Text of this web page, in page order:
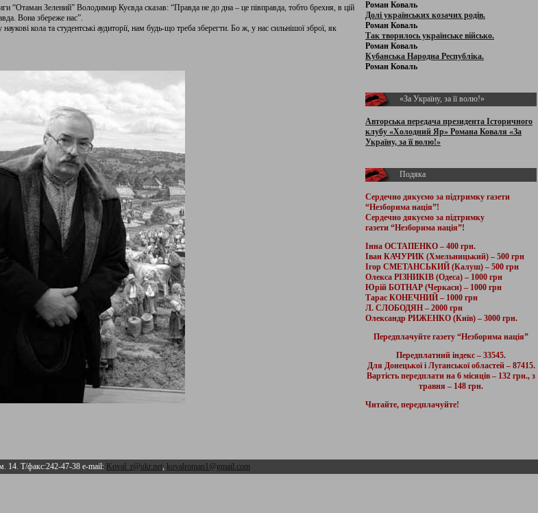
“Отаман Зелений” Володимир Куєвда сказав: “Правда не до дна – це півправда, тобто брехня, в цій
Вона збереже нас”.
кола та студентські аудиторії, нам будь-що треба зберегти. Бо ж, у нас сильнішої зброї, як
Роман Коваль
Долі українських козачих родів.
Роман Коваль
Так творилось українське військо.
Роман Коваль
Кубанська Народна Республіка.
Роман Коваль
«За Україну, за її волю!»
Авторська передача президента Історичного
клубу «Холодний Яр» Романа Коваля «За
Україну, за її волю!»
Подяка
Сердечно дякуємо за підтримку газети
“Незборима нація”!
Сердечно дякуємо за підтримку
газети “Незборима нація”!
Інна ОСТАПЕНКО – 400 грн.
Іван КАЧУРИК (Хмельницький) – 500 грн
Ігор СМЕТАНСЬКИЙ (Калуш) – 500 грн
Олекса РІЗНИКІВ (Одеса) – 1000 грн
Юрій БОТНАР (Черкаси) – 1000 грн
Тарас КОНЕЧНИЙ – 1000 грн
Л. СЛОБОДЯН – 2000 грн
Олександр РИЖЕНКО (Київ) – 3000 грн.
Передплачуйте газету “Незборима нація”
Передплатний індекс – 33545.
Для Донецької і Луганської областей – 87415.
Вартість передплати на 6 місяців – 132 грн., з
травня – 148 грн.
Читайте, передплачуйте!
14. Т/факс:242-47-38 e-mail: Koval_r@ukr.net, kovalroman1@gmail.com